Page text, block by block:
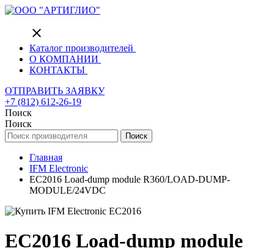
close
Каталог производителей
О КОМПАНИИ
КОНТАКТЫ
ОТПРАВИТЬ ЗАЯВКУ
+7 (812) 612-26-19
Поиск
Поиск
Поиск
Главная
IFM Electronic
EC2016 Load-dump module R360/LOAD-DUMP-
MODULE/24VDC
EC2016 Load-dump module